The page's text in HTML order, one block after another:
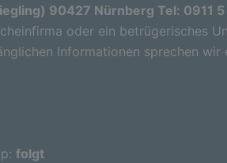
90427 Nürnberg Tel: 0911
oder ein betrügerisches
Informationen sprechen wir
folgt